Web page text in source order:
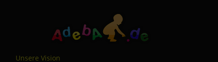
Unsere Vision